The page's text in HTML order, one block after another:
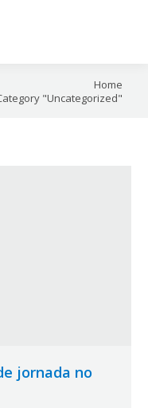
Home
"Uncategorized"
jornada no